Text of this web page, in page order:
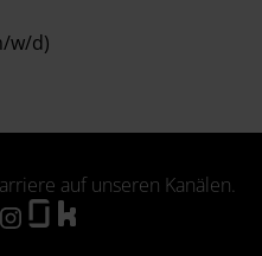
w/d)
auf unseren Kanälen.